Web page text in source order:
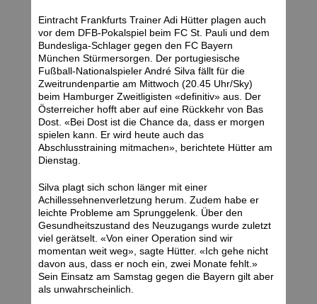
Eintracht Frankfurts Trainer Adi Hütter plagen auch
vor dem DFB-Pokalspiel beim FC St. Pauli und dem
Bundesliga-Schlager gegen den FC Bayern
München Stürmersorgen. Der portugiesische
Fußball-Nationalspieler André Silva fällt für die
Zweitrundenpartie am Mittwoch (20.45 Uhr/Sky)
beim Hamburger Zweitligisten «definitiv» aus. Der
Österreicher hofft aber auf eine Rückkehr von Bas
Dost. «Bei Dost ist die Chance da, dass er morgen
spielen kann. Er wird heute auch das
Abschlusstraining mitmachen», berichtete Hütter am
Dienstag.
Silva plagt sich schon länger mit einer
Achillessehnenverletzung herum. Zudem habe er
leichte Probleme am Sprunggelenk. Über den
Gesundheitszustand des Neuzugangs wurde zuletzt
viel gerätselt. «Von einer Operation sind wir
momentan weit weg», sagte Hütter. «Ich gehe nicht
davon aus, dass er noch ein, zwei Monate fehlt.»
Sein Einsatz am Samstag gegen die Bayern gilt aber
als unwahrscheinlich.